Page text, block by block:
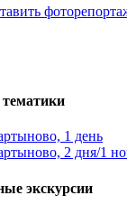
1 день
2 дня/1
экскурсии